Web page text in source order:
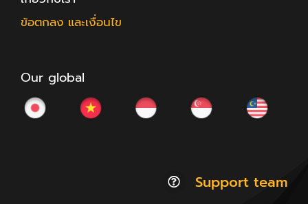
ข้อตกลง และเงื่อนไข
Our global
Support team